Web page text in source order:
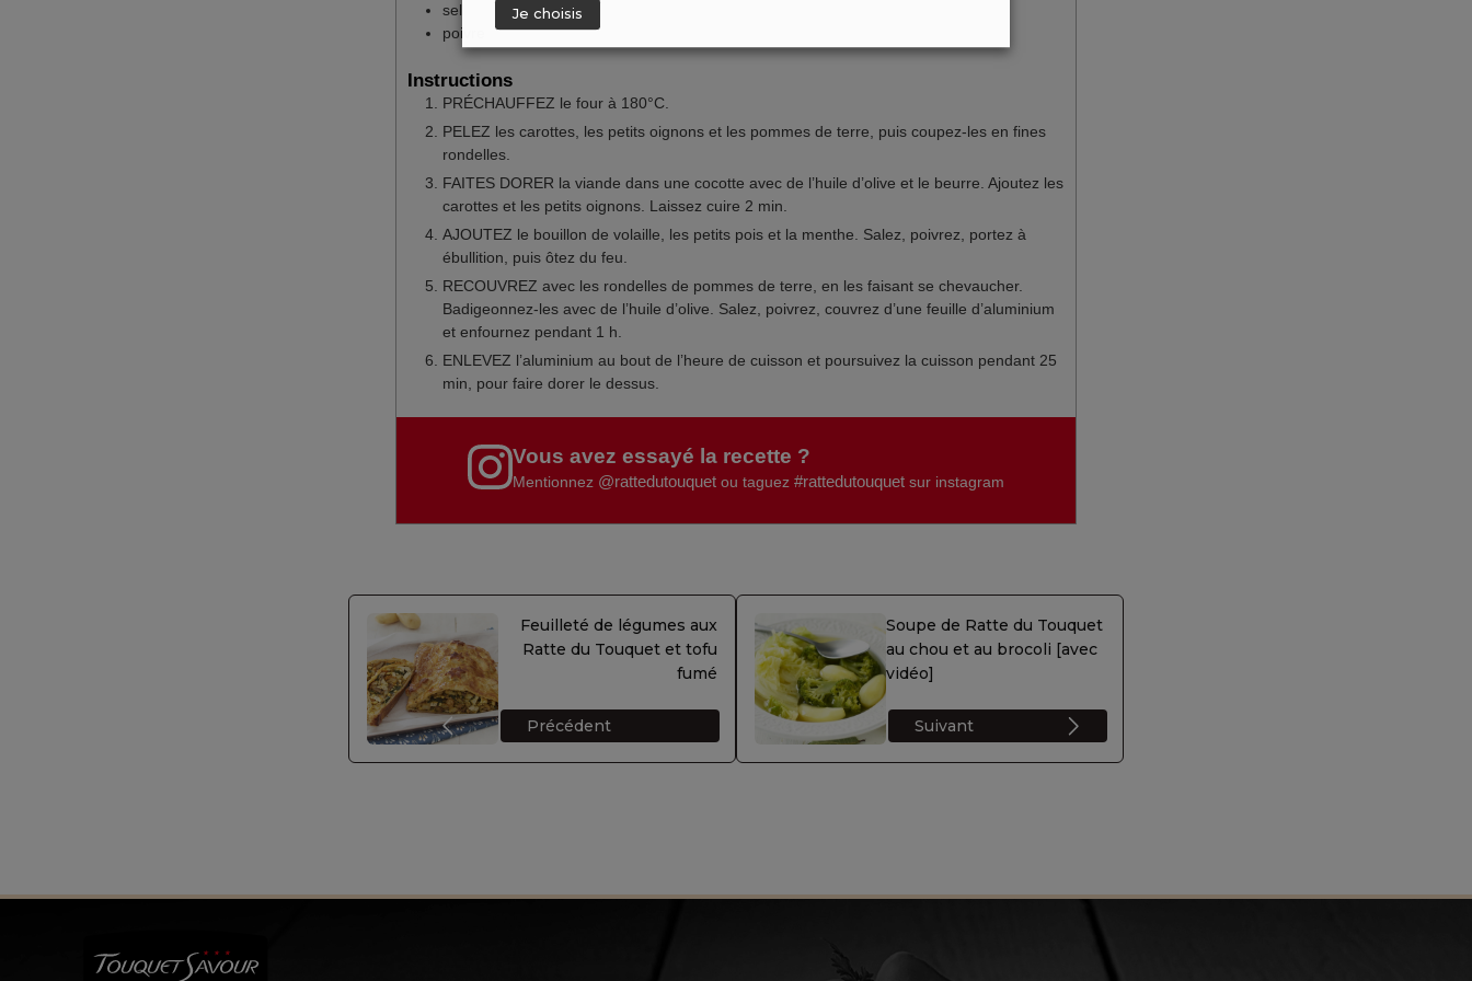
sel
poivre
Instructions
PRÉCHAUFFEZ le four à 180°C.
PELEZ les carottes, les petits oignons et les pommes de terre, puis coupez-les en fines
rondelles.
FAITES DORER la viande dans une cocotte avec de l’huile d’olive et le beurre. Ajoutez les
carottes et les petits oignons. Laissez cuire 2 min.
AJOUTEZ le bouillon de volaille, les petits pois et la menthe. Salez, poivrez, portez à
ébullition, puis ôtez du feu.
RECOUVREZ avec les rondelles de pommes de terre, en les faisant se chevaucher.
Badigeonnez-les avec de l’huile d’olive. Salez, poivrez, couvrez d’une feuille d’aluminium
et enfournez pendant 1 h.
ENLEVEZ l’aluminium au bout de l’heure de cuisson et poursuivez la cuisson pendant 25
min, pour faire dorer le dessus.
Vous avez essayé la recette ?
Mentionnez @rattedutouquet ou taguez#rattedutouquet sur instagram
Feuilleté de légumes aux
Ratte du Touquet et tofu
fumé
Précédent
Soupe de Ratte du Touquet
au chou et au brocoli [avec
vidéo]
Suivant
Je choisis